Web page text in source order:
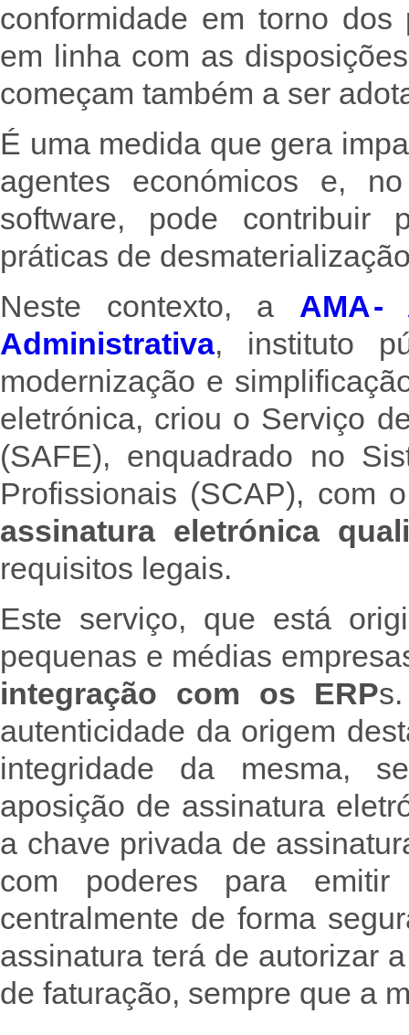
conformidade em torno dos
em linha com as
começam também a ser
É uma medida que gera
agentes económicos e,
software, pode contribuir
práticas de
Neste contexto, a AMA
Administrativa, instituto
modernização e
eletrónica, criou o Serviço
(SAFE), enquadrado no
Profissionais (SCAP), com
assinatura eletrónica
requisitos legais.
Este serviço, que está
pequenas e médias
integração com os ERP
autenticidade da origem
integridade da mesma,
aposição de assinatura
a chave privada de
com poderes para
centralmente de forma
assinatura terá de autorizar
de faturação, sempre que a